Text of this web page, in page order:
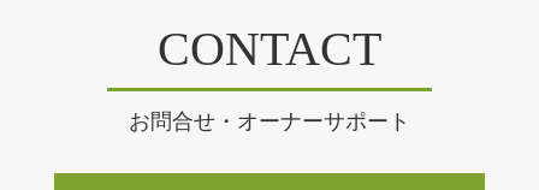
CONTACT
お問合せ・オーナーサポート